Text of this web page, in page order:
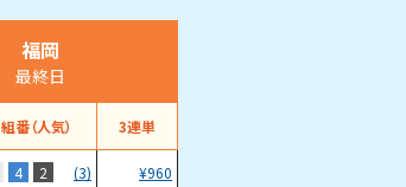
福岡
最終日
組番（人気） 3連単
4 2 (3) ¥960